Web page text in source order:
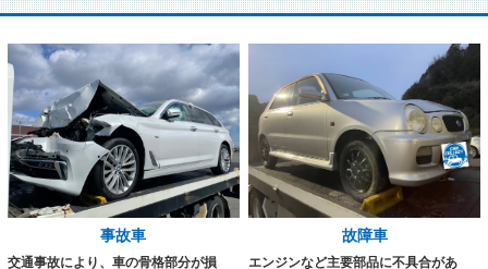
事故車
交通事故により、車の骨格部分が損
故障車
エンジンなど主要部品に不具合があ